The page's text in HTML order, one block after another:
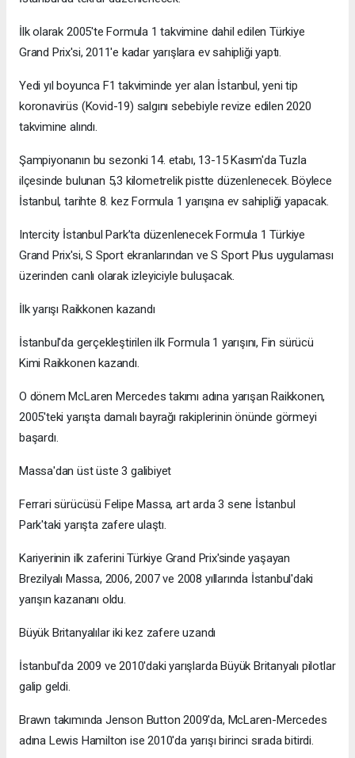
İlk olarak 2005'te Formula 1 takvimine dahil edilen Türkiye
Grand Prix'si, 2011'e kadar yarışlara ev sahipliği yaptı.
Yedi yıl boyunca F1 takviminde yer alan İstanbul, yeni tip
koronavirüs (Kovid-19) salgını sebebiyle revize edilen 2020
takvimine alındı.
Şampiyonanın bu sezonki 14. etabı, 13-15 Kasım'da Tuzla
ilçesinde bulunan 5,3 kilometrelik pistte düzenlenecek. Böylece
İstanbul, tarihte 8. kez Formula 1 yarışına ev sahipliği yapacak.
Intercity İstanbul Park’ta düzenlenecek Formula 1 Türkiye
Grand Prix'si, S Sport ekranlarından ve S Sport Plus uygulaması
üzerinden canlı olarak izleyiciyle buluşacak.
İlk yarışı Raikkonen kazandı
İstanbul'da gerçekleştirilen ilk Formula 1 yarışını, Fin sürücü
Kimi Raikkonen kazandı.
O dönem McLaren Mercedes takımı adına yarışan Raikkonen,
2005'teki yarışta damalı bayrağı rakiplerinin önünde görmeyi
başardı.
Massa'dan üst üste 3 galibiyet
Ferrari sürücüsü Felipe Massa, art arda 3 sene İstanbul
Park'taki yarışta zafere ulaştı.
Kariyerinin ilk zaferini Türkiye Grand Prix'sinde yaşayan
Brezilyalı Massa, 2006, 2007 ve 2008 yıllarında İstanbul'daki
yarışın kazananı oldu.
Büyük Britanyalılar iki kez zafere uzandı
İstanbul'da 2009 ve 2010'daki yarışlarda Büyük Britanyalı pilotlar
galip geldi.
Brawn takımında Jenson Button 2009'da, McLaren-Mercedes
adına Lewis Hamilton ise 2010'da yarışı birinci sırada bitirdi.